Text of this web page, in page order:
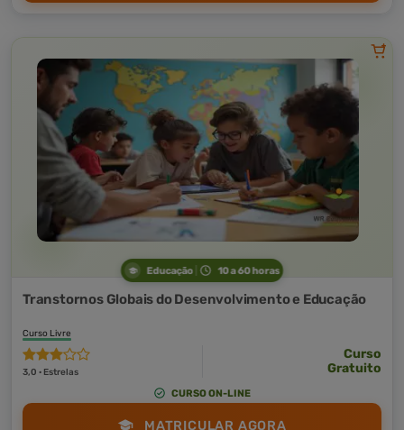
Educação 10 a 60 horas
Transtornos Globais do Desenvolvimento e Educação
Curso Livre
3,0 · Estrelas
Curso
Gratuito
CURSO ON-LINE
MATRICULAR AGORA